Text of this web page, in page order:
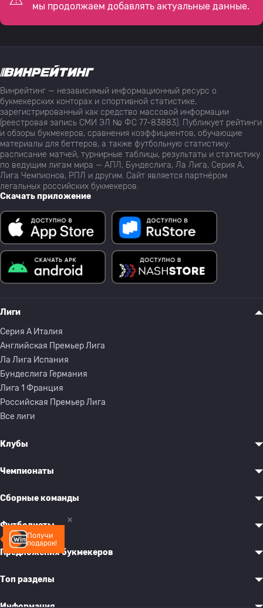
мы продолжаем добавлять актуальные данные.
Получи
подарок!
Винрейтинг — независимый информационный ресурс о
букмекерских конторах и спортивной статистике,
зарегистрированный как средство массовой информации
(реестровая запись СМИ ЭЛ № ФС 77-83883). Публикует рейтинги
и обзоры букмекеров, сравнения коэффициентов, обучающие
материалы для беттеров, а также футбольную статистику:
расписание матчей, турнирные таблицы, результаты и статистику
по ведущим лигам мира — АПЛ, Бундеслига, Ла Лига, Серия А,
Лига Чемпионов, РПЛ и другим. Сайт является партнёром
легальных российских букмекеров.
Скачать приложение
Лиги
Серия A Италия
Английская Премьер Лига
Ла Лига Испания
Бундеслига Германия
Лига 1 Франция
Российская Премьер Лига
Все лиги
Клубы
Чемпионаты
Сборные команды
Футболисты
Предложения букмекеров
Топ разделы